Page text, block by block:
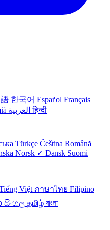
語 한국어 Español Français
العربيةहिन्दी
Türkçe Čeština Română
Norsk ✓ Dansk Suomi
Tiếng Việt ภาษาไทย Filipino
සිංහල தமிழ் বাংলা